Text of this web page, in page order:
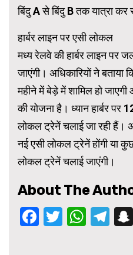
बिंदु A से बिंदु B तक यात्रा
हार्बर लाइन पर एसी लोकल
मध्य रेलवे की हार्बर लाइन पर
जाएंगी। अधिकारियों ने
महीने में बेड़े में शामिल हो
की योजना है। ध्यान हार्बर पर
लोकल ट्रेनें चलाई जा रही हैं।
नई एसी लोकल ट्रेनें होंगी या
लोकल ट्रेनें चलाई जाएंगी।
About The
Facebook
Twitter